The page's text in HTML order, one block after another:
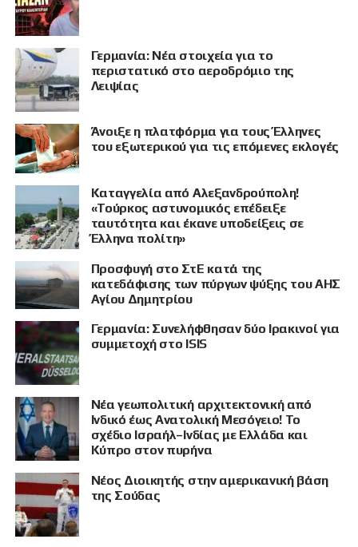
ΠΡΟΒΟΛΗ
Γερμανία: Νέα στοιχεία για το
περιστατικό στο αεροδρόμιο της
Λειψίας
Άνοιξε η πλατφόρμα για τους Έλληνες
του εξωτερικού για τις επόμενες εκλογές
Καταγγελία από Αλεξανδρούπολη!
«Τούρκος αστυνομικός επέδειξε
ταυτότητα και έκανε υποδείξεις σε
Έλληνα πολίτη»
Προσφυγή στο ΣτΕ κατά της
κατεδάφισης των πύργων ψύξης του ΑΗΣ
Αγίου Δημητρίου
Γερμανία: Συνελήφθησαν δύο Ιρακινοί για
συμμετοχή στο ISIS
Νέα γεωπολιτική αρχιτεκτονική από
Ινδικό έως Ανατολική Μεσόγειο! Το
σχέδιο Ισραήλ–Ινδίας με Ελλάδα και
Κύπρο στον πυρήνα
Νέος Διοικητής στην αμερικανική βάση
της Σούδας